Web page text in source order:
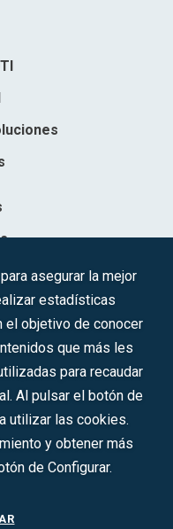
de la Innovación y las
Se. 8, F. 129, H. 201.307.
sociales:
asegurar la mejor
estadísticas
el objetivo de conocer
que más les
para recaudar
Al pulsar el botón de
utilizar las cookies.
y obtener más
de Configurar.